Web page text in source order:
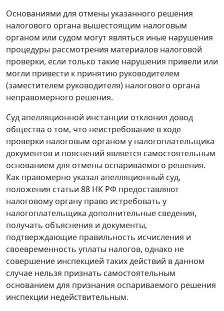
Основаниями для отмены указанного решения
налогового органа вышестоящим налоговым
органом или судом могут являться иные нарушения
процедуры рассмотрения материалов налоговой
проверки, если только такие нарушения привели или
могли привести к принятию руководителем
(заместителем руководителя) налогового органа
неправомерного решения.
Суд апелляционной инстанции отклонил довод
общества о том, что неистребование в ходе
проверки налоговым органом у налогоплательщика
документов и пояснений является самостоятельным
основанием для отмены оспариваемого решения.
Как правомерно указал апелляционный суд,
положения статьи 88 НК РФ предоставляют
налоговому органу право истребовать у
налогоплательщика дополнительные сведения,
получать объяснения и документы,
подтверждающие правильность исчисления и
своевременность уплаты налогов, однако не
совершение инспекцией таких действий в данном
случае нельзя признать самостоятельным
основанием для признания оспариваемого решения
инспекции недействительным.